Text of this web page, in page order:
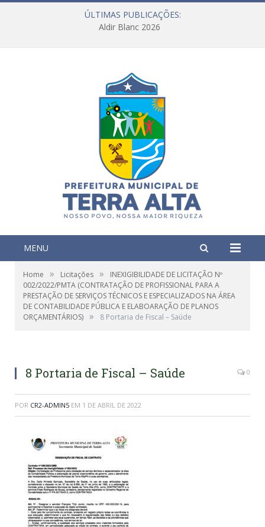
ÚLTIMAS PUBLICAÇÕES:
Aldir Blanc 2026
MENU
Home » Licitações »
INEXIGIBILIDADE DE LICITAÇÃO Nº
002/2022/PMTA (CONTRATAÇÃO DE PROFISSIONAL PARA A
PRESTAÇÃO DE SERVIÇOS TÉCNICOS E ESPECIALIZADOS NA ÁREA
DE CONTABILIDADE PÚBLICA E ELABOARAÇÃO DE PLANOS
ORÇAMENTÁRIOS) » 8 Portaria de Fiscal – Saúde
8 Portaria de Fiscal – Saúde 0
POR CR2-ADMIN5 EM 1 DE ABRIL DE 2022